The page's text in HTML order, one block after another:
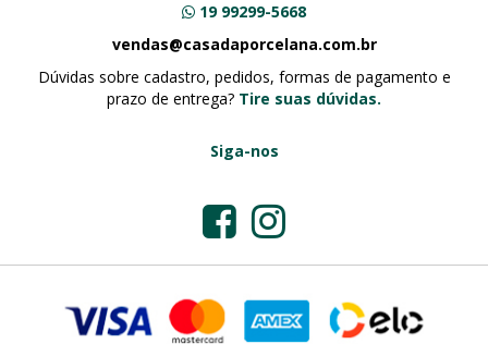
19 99299-5668
vendas@casadaporcelana.com.br
Dúvidas sobre cadastro, pedidos, formas de pagamento e
prazo de entrega? Tire suas dúvidas.
Siga-nos